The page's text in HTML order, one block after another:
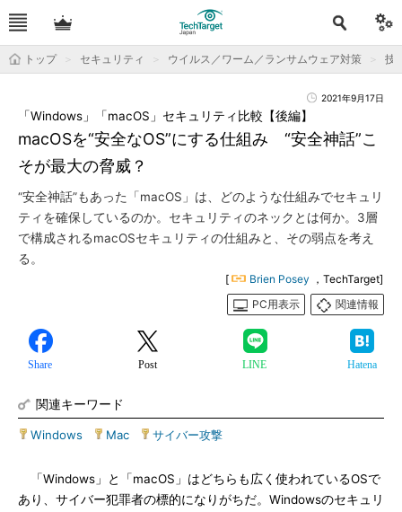
トップ セキュリティ ウイルス／ワーム／ランサムウェア対策 技
2021年9月17日
macOSを“安全なOS”にする仕組み “安全神話”こ
そが最大の脅威？
「Windows」「macOS」セキュリティ比較【後編】
“安全神話”もあった「macOS」は、どのような仕組みでセキュリ
ティを確保しているのか。セキュリティのネックとは何か。3層
で構成されるmacOSセキュリティの仕組みと、その弱点を考え
る。
[ Brien Posey ，TechTarget]
PC用表示
関連情報
Share Post LINE Hatena
関連キーワード
Windows Mac サイバー攻撃
「Windows」と「macOS」はどちらも広く使われているOSで
あり、サイバー犯罪者の標的になりがちだ。Windowsのセキュリ